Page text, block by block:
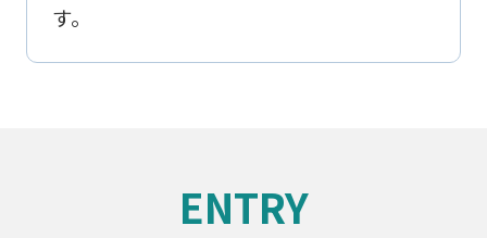
す。
ENTRY